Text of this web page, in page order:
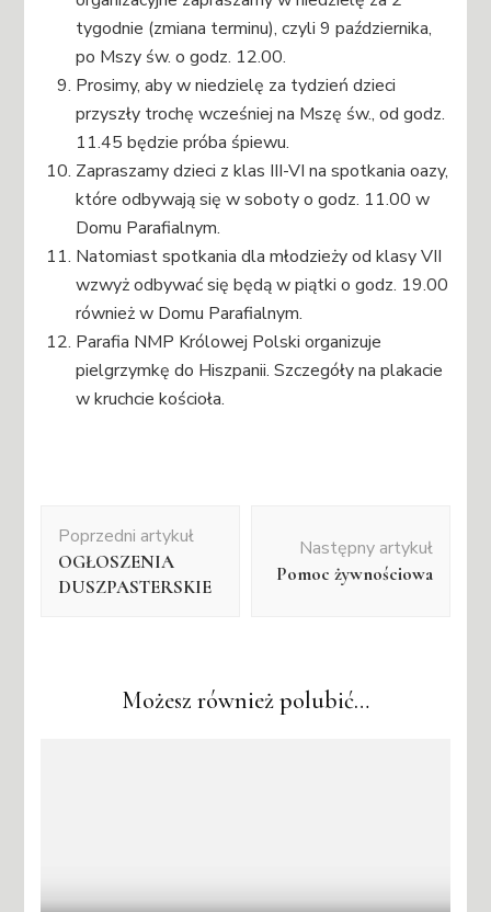
tygodnie (zmiana terminu), czyli 9 października,
po Mszy św. o godz. 12.00.
Prosimy, aby w niedzielę za tydzień dzieci
przyszły trochę wcześniej na Mszę św., od godz.
11.45 będzie próba śpiewu.
Zapraszamy dzieci z klas III-VI na spotkania oazy,
które odbywają się w soboty o godz. 11.00 w
Domu Parafialnym.
Natomiast spotkania dla młodzieży od klasy VII
wzwyż odbywać się będą w piątki o godz. 19.00
również w Domu Parafialnym.
Parafia NMP Królowej Polski organizuje
pielgrzymkę do Hiszpanii. Szczegóły na plakacie
w kruchcie kościoła.
wpisu
Poprzedni artykuł
OGŁOSZENIA
DUSZPASTERSKIE
Następny artykuł
Pomoc żywnościowa
Możesz również polubić…